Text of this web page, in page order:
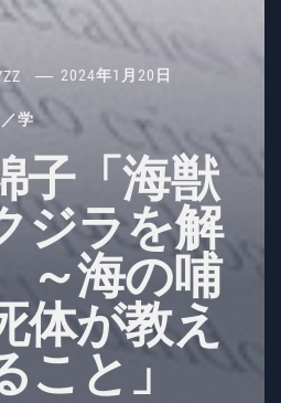
2024年1月20日
／学
子「海獣
ジラを解
～海の哺
体が教え
こと」